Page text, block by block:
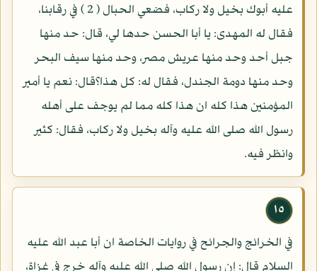
عليه أبوك بخيل ولا ركاب، فضعي الحبال ( 2 ) في رقابنا،
فقال له المهدى: يا أبا الحسن حدها لي، قال: حد منها
جبل أحد وحد منها عريش مصر، وحد منها سيف البحر
وحد منها دومة الجندل، فقال له: كل هذا؟قال: نعم يا أمير
المؤمنين هذا كله ان هذا كله مما لم يوجف على أهله
رسول الله صلى الله عليه وآله بخيل ولا ركاب، فقال: كثير
وانظر فيه.
١٥
في الخرائج والجرائح في روايات الخاصة ان أبا عبد الله عليه
السلام قال: إن رسول الله صلى الله عليه وآله خرج في غزاة،